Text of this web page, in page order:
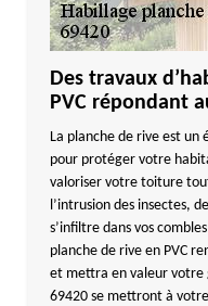
Des travaux
PVC répondant
La planche de rive est
pour protéger votre
valoriser votre toiture
l’intrusion des insectes,
s’infiltre dans vos
planche de rive en PVC
et mettra en valeur votre
69420 se mettront à